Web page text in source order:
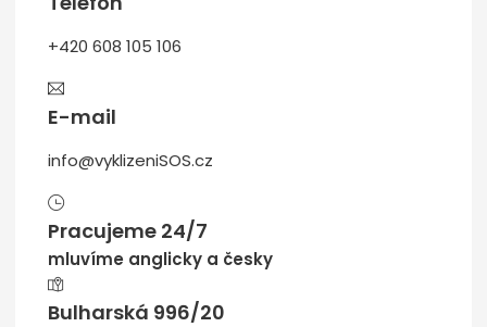
+420 608 105 106
E-mail
info@vyklizeniSOS.cz
Pracujeme 24/7
mluvíme anglicky a česky
Bulharská 996/20